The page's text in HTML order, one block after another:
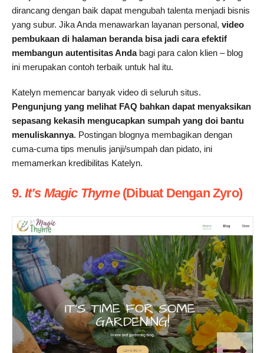
dirancang dengan baik dapat mengubah talenta menjadi bisnis
yang subur. Jika Anda menawarkan layanan personal, video
pembukaan di halaman beranda bisa jadi cara efektif
membangun autentisitas Andabagi para calon klien – blog
ini merupakan contoh terbaik untuk hal itu.
Katelyn memencar banyak video di seluruh situs.
Pengunjung yang melihat FAQ bahkan dapat menyaksikan
sepasang kekasih mengucapkan sumpah yang doi bantu
menuliskannya. Postingan blognya membagikan dengan
cuma-cuma tips menulis janji/sumpah dan pidato, ini
memamerkan kredibilitas Katelyn.
9. It’s Magic Thyme (Dibuat Dengan Zyro)